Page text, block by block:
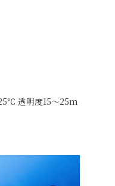
透明度15〜25m